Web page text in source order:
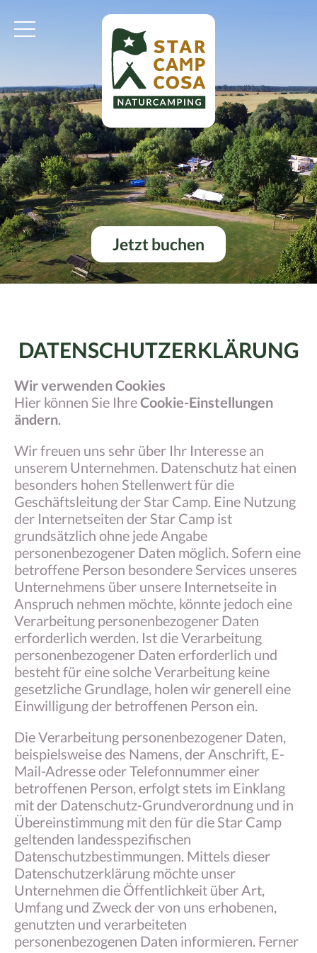
Jetzt buchen
DATENSCHUTZERKLÄRUNG
Wir verwenden Cookies
Hier können Sie IhreCookie-Einstellungen
ändern.
Wir freuen uns sehr über Ihr Interesse an
unserem Unternehmen. Datenschutz hat einen
besonders hohen Stellenwert für die
Geschäftsleitung der Star Camp. Eine Nutzung
der Internetseiten der Star Camp ist
grundsätzlich ohne jede Angabe
personenbezogener Daten möglich. Sofern eine
betroffene Person besondere Services unseres
Unternehmens über unsere Internetseite in
Anspruch nehmen möchte, könnte jedoch eine
Verarbeitung personenbezogener Daten
erforderlich werden. Ist die Verarbeitung
personenbezogener Daten erforderlich und
besteht für eine solche Verarbeitung keine
gesetzliche Grundlage, holen wir generell eine
Einwilligung der betroffenen Person ein.
Die Verarbeitung personenbezogener Daten,
beispielsweise des Namens, der Anschrift, E-
Mail-Adresse oder Telefonnummer einer
betroffenen Person, erfolgt stets im Einklang
mit der Datenschutz-Grundverordnung und in
Übereinstimmung mit den für die Star Camp
geltenden landesspezifischen
Datenschutzbestimmungen. Mittels dieser
Datenschutzerklärung möchte unser
Unternehmen die Öffentlichkeit über Art,
Umfang und Zweck der von uns erhobenen,
genutzten und verarbeiteten
personenbezogenen Daten informieren. Ferner